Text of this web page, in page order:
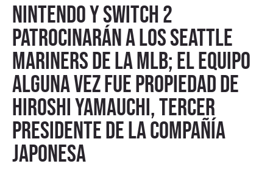
Nintendo y Switch 2
patrocinarán a los Seattle
Mariners de la MLB; el equipo
alguna vez fue propiedad de
Hiroshi Yamauchi, tercer
presidente de la compañía
japonesa